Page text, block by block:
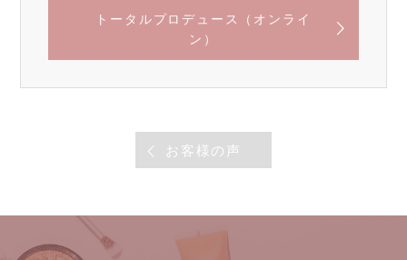
トータルプロデュース（オンライ
ン）
お客様の声